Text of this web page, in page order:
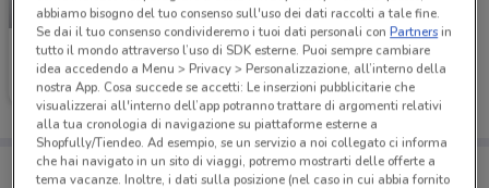
-4 GIORNI
MediaWorld
Scade venerdì 5 km
Porta DoveConviene sempre con te!
abbiamo bisogno del tuo consenso sull'uso dei dati raccolti a tale fine.
Se dai il tuo consenso condivideremo i tuoi dati personali conPartnersin
tutto il mondo attraverso l’uso di SDK esterne. Puoi sempre cambiare
idea accedendo a Menu > Privacy > Personalizzazione, all’interno della
nostra App. Cosa succede se accetti: Le inserzioni pubblicitarie che
visualizzerai all'interno dell’app potranno trattare di argomenti relativi
alla tua cronologia di navigazione su piattaforme esterne a
Shopfully/Tiendeo. Ad esempio, se un servizio a noi collegato ci informa
che hai navigato in un sito di viaggi, potremo mostrarti delle offerte a
tema vacanze. Inoltre, i dati sulla posizione (nel caso in cui abbia fornito